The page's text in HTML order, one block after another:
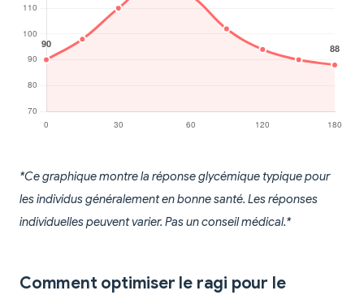
*Ce graphique montre la réponse glycémique typique pour
les individus généralement en bonne santé. Les réponses
individuelles peuvent varier. Pas un conseil médical.*
Comment optimiser le ragi pour le